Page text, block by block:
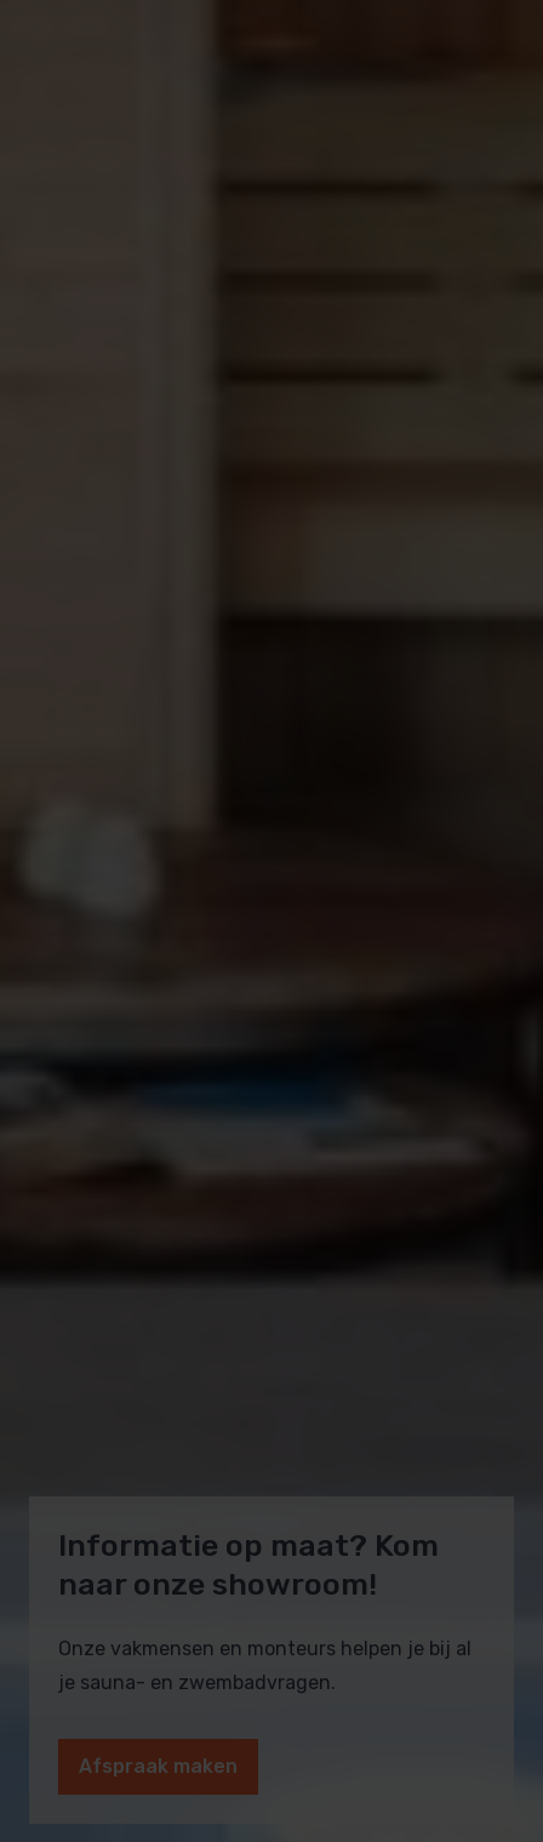
Informatie op maat? Kom
naar onze showroom!
Onze vakmensen en monteurs helpen je bij al
je sauna- en zwembadvragen.
Afspraak maken